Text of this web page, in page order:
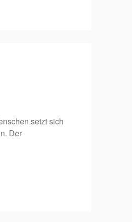
setzt sich
Der